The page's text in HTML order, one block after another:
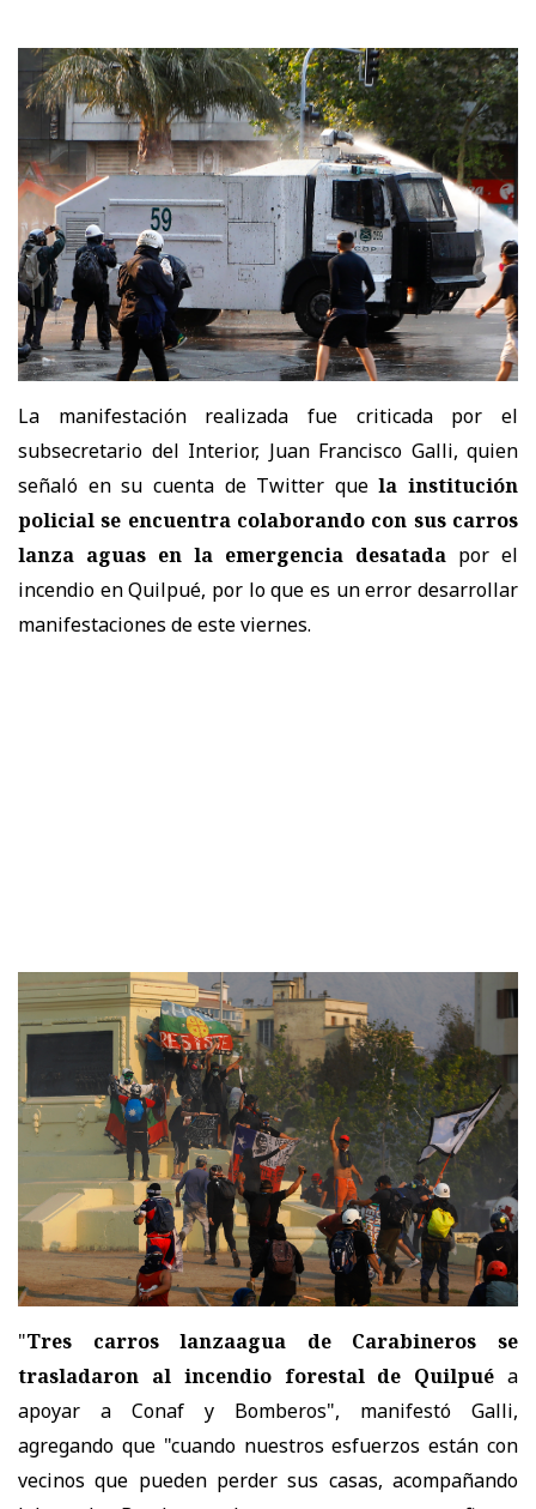
La manifestación realizada fue criticada por el
subsecretario del Interior, Juan Francisco Galli, quien
señaló en su cuenta de Twitter quela institución
policial se encuentra colaborando con sus carros
lanza aguas en la emergencia desatada por el
incendio en Quilpué, por lo que es un error desarrollar
manifestaciones de este viernes.
"Tres carros lanzaagua de Carabineros se
trasladaron al incendio forestal de Quilpué a
apoyar a Conaf y Bomberos", manifestó Galli,
agregando que "cuando nuestros esfuerzos están con
vecinos que pueden perder sus casas, acompañando